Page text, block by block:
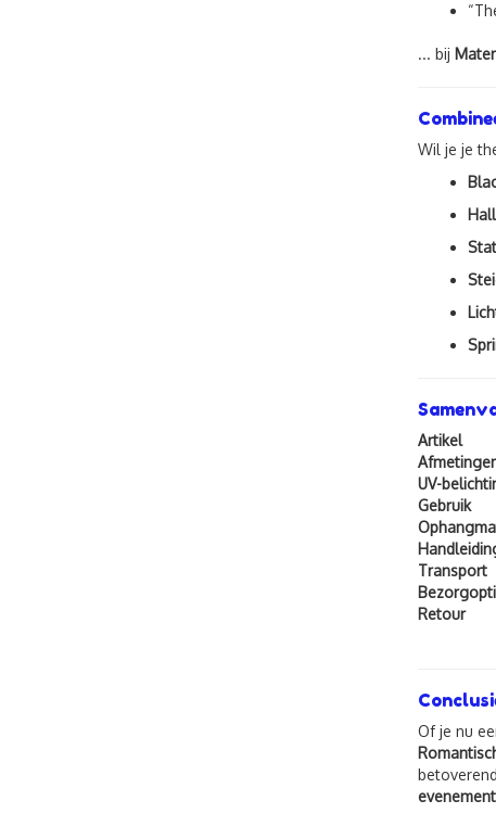
... bij
Wil je je
Artikel
UV-
Gebruik
Transport
Retour
Of je nu